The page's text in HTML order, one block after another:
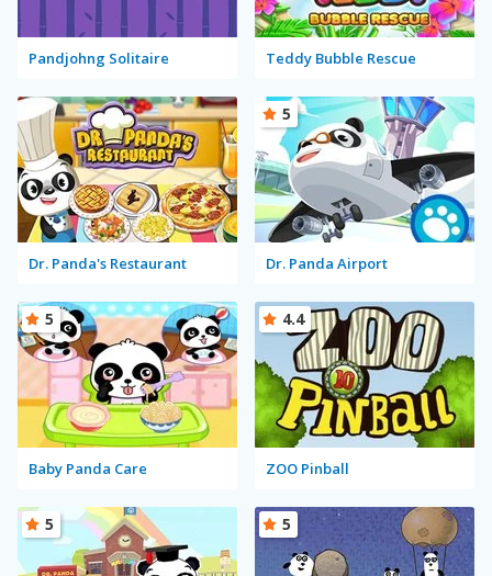
Pandjohng Solitaire Teddy Bubble Rescue
Dr. Panda's Restaurant Dr. Panda Airport
5
Baby Panda Care
5
ZOO Pinball
4.4
5 5